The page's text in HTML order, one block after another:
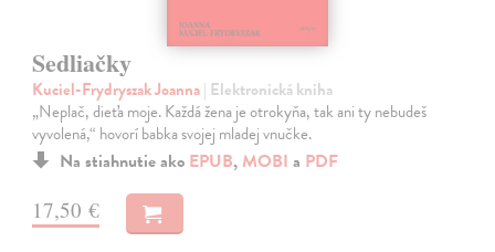
Sedliačky
Kuciel-Frydryszak Joanna| Elektronická kniha
„Neplač, dieťa moje. Každá žena je otrokyňa, tak ani ty nebudeš
vyvolená,“ hovorí babka svojej mladej vnučke.
Na stiahnutie ako EPUB, MOBI a PDF
17,50 €